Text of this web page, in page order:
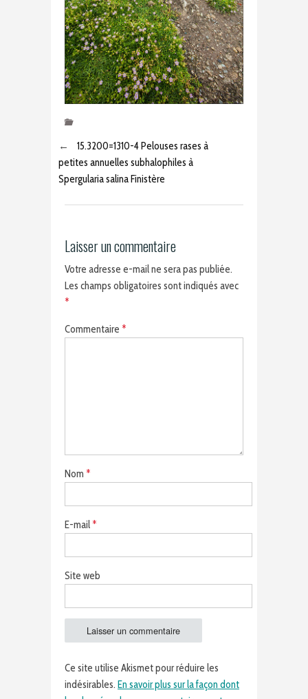
←
15.3200=1310-4 Pelouses rases à
petites annuelles subhalophiles à
Spergularia salina Finistère
Laisser un commentaire
Votre adresse e-mail ne sera pas publiée.
Les champs obligatoires sont indiqués avec
*
Commentaire *
Nom *
E-mail*
Site web
Ce site utilise Akismet pour réduire les
indésirables. En savoir plus sur la façon dont